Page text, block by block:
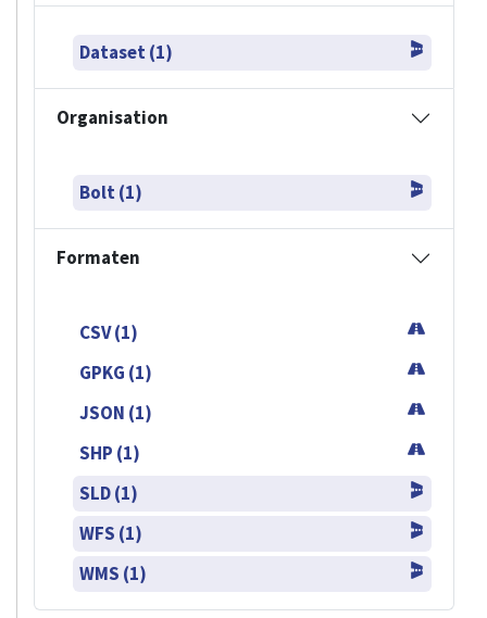
Dataset (1)
Organisation
Bolt (1)
Formaten
CSV (1)
GPKG (1)
JSON (1)
SHP (1)
SLD (1)
WFS (1)
WMS (1)